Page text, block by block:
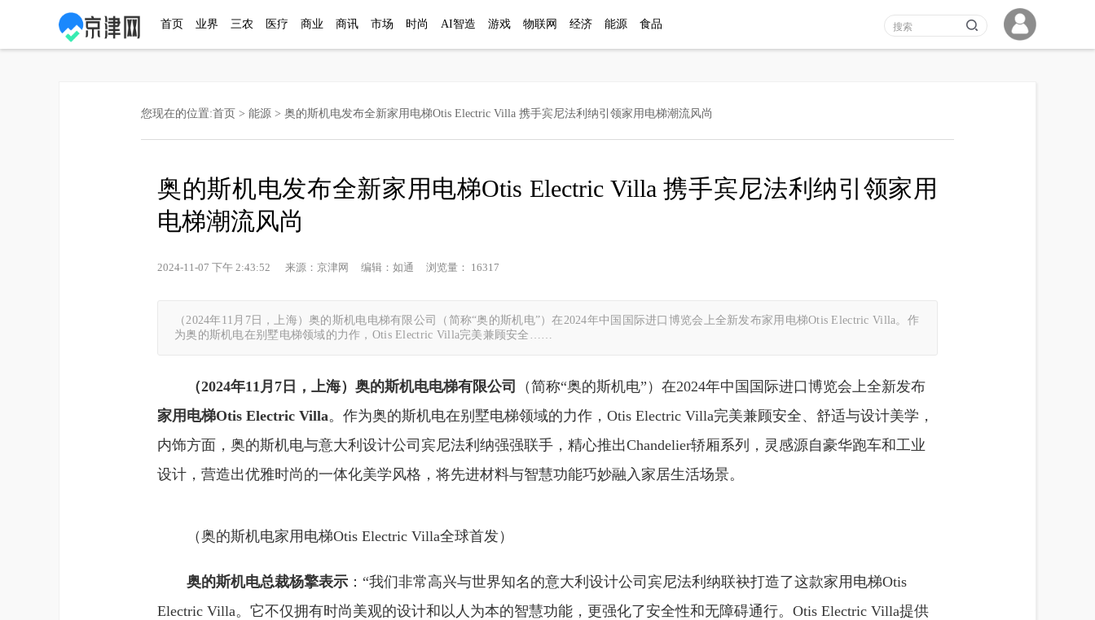
首页 业界 三农 医疗 商业 商讯 市场 时尚 AI智造 游戏 物联网 经济 能源 食品
您现在的位置:首页 > 能源 > 奥的斯机电发布全新家用电梯Otis Electric Villa 携手宾尼法利纳引领家用电梯潮流风尚
奥的斯机电发布全新家用电梯Otis Electric Villa 携手宾尼法利纳引领家用
电梯潮流风尚
2024-11-07 下午 2:43:52 来源：京津网 编辑：如通 浏览量： 16317
（2024年11月7日，上海）奥的斯机电电梯有限公司（简称“奥的斯机电”）在2024年中国国际进口博览会上全新发布家用电梯Otis Electric Villa。作
为奥的斯机电在别墅电梯领域的力作，Otis Electric Villa完美兼顾安全……
（2024年11月7日，上海）奥的斯机电电梯有限公司
（简称“奥的斯机电”）在2024年中国国际进口博览会上全新发布
家用电梯Otis Electric Villa。作为奥的斯机电在别墅电梯领域的力作，Otis Electric Villa完美兼顾安全、舒适与设计美学，
内饰方面，奥的斯机电与意大利设计公司宾尼法利纳强强联手，精心推出Chandelier轿厢系列，灵感源自豪华跑车和工业
设计，营造出优雅时尚的一体化美学风格，将先进材料与智慧功能巧妙融入家居生活场景。
（奥的斯机电家用电梯Otis Electric Villa全球首发）
奥的斯机电总裁杨擎表示 ：“我们非常高兴与世界知名的意大利设计公司宾尼法利纳联袂打造了这款家用电梯Otis
Electric Villa。它不仅拥有时尚美观的设计和以人为本的智慧功能，更强化了安全性和无障碍通行。Otis Electric Villa提供